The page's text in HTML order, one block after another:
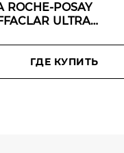
ROCHE-POSAY
ULTRA
против
и
30 мл
ГДЕ КУПИТЬ